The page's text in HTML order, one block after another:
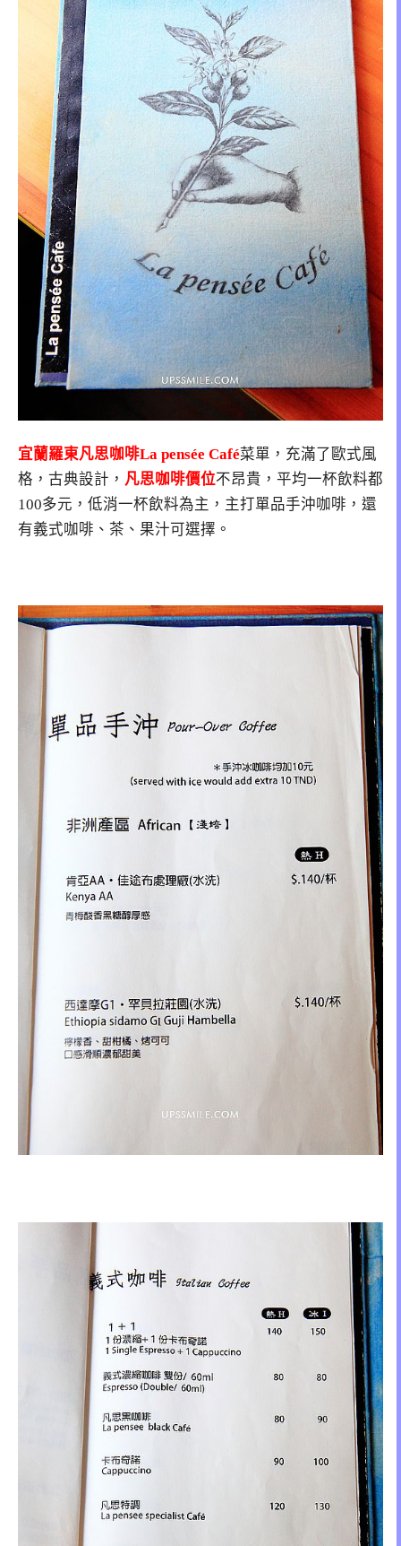
宜蘭羅東凡思咖啡La pensée Café菜單，充滿了歐式風
格，古典設計， 凡思咖啡價位不昂貴，平均一杯飲料都
100多元，低消一杯飲料為主，主打單品手沖咖啡，還
有義式咖啡、茶、果汁可選擇。